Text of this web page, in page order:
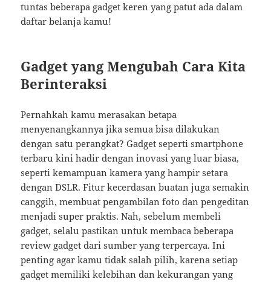
tuntas beberapa gadget keren yang patut ada dalam
daftar belanja kamu!
Gadget yang Mengubah Cara Kita
Berinteraksi
Pernahkah kamu merasakan betapa
menyenangkannya jika semua bisa dilakukan
dengan satu perangkat? Gadget seperti smartphone
terbaru kini hadir dengan inovasi yang luar biasa,
seperti kemampuan kamera yang hampir setara
dengan DSLR. Fitur kecerdasan buatan juga semakin
canggih, membuat pengambilan foto dan pengeditan
menjadi super praktis. Nah, sebelum membeli
gadget, selalu pastikan untuk membaca beberapa
review gadget dari sumber yang terpercaya. Ini
penting agar kamu tidak salah pilih, karena setiap
gadget memiliki kelebihan dan kekurangan yang